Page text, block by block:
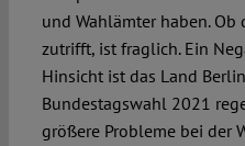
und Wahlämter haben.
zutrifft, ist fraglich. Ein
Hinsicht ist das Land
Bundestagswahl 2021
größere Probleme bei der